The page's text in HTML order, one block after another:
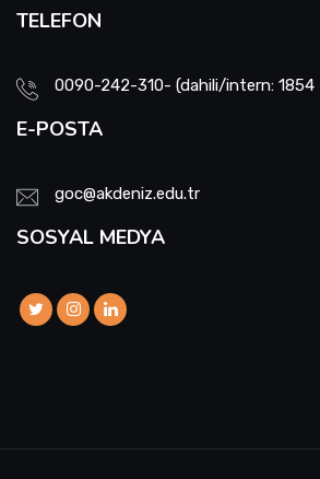
TELEFON
0090-242-310- (dahili/intern: 1854
E-POSTA
goc@akdeniz.edu.tr
SOSYAL MEDYA